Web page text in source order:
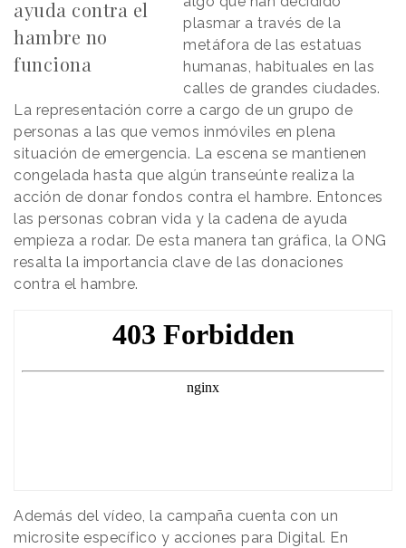
ayuda contra el
hambre no
funciona
plasmar a través de la
metáfora de las estatuas
humanas, habituales en las
calles de grandes ciudades.
La representación corre a cargo de un grupo de
personas a las que vemos inmóviles en plena
situación de emergencia. La escena se mantienen
congelada hasta que algún transeúnte realiza la
acción de donar fondos contra el hambre. Entonces
las personas cobran vida y la cadena de ayuda
empieza a rodar. De esta manera tan gráfica, la ONG
resalta la importancia clave de las donaciones
contra el hambre.
Además del vídeo, la campaña cuenta con un
microsite específico y acciones para Digital. En